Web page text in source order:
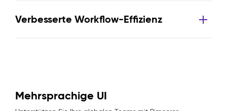
Verbesserte Workflow-Effizienz
Mehrsprachige UI